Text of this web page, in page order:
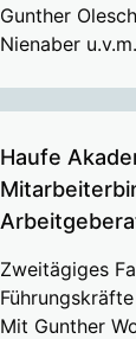
Gunther
Nienaber u.v.m.
Haufe
Zweitägiges
Mit Gunther